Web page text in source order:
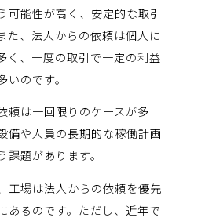
可能性が高く、安定的な取引
た、法人からの依頼は個人に
く、一度の取引で一定の利益
のです。
頼は一回限りのケースが多
備や人員の長期的な稼働計画
課題があります。
工場は法人からの依頼を優先
あるのです。ただし、近年で